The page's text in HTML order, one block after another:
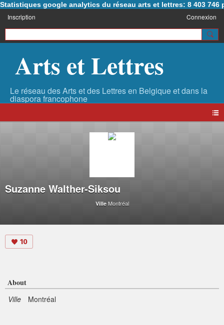
Statistiques google analytics du réseau arts et lettres: 8 403 746
Inscription Connexion
Arts et Lettres
Suzanne Walther-Siksou
VilleMontréal
10
About
Ville Montréal